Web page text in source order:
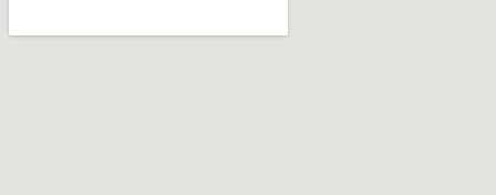
Visita dal nutrizionista